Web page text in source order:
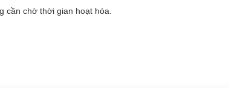
hiện đã có tại Hasaki gồm 3 tông màu:
cần chờ thời gian hoạt hóa.